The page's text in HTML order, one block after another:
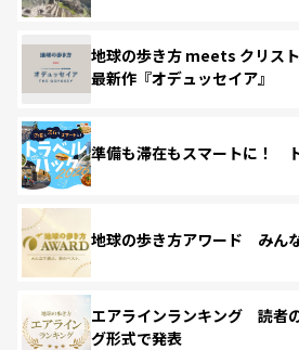
地球の歩き方 meets クリス
最新作『オデュッセイア』
準備も滞在もスマートに！
地球の歩き方アワード みん
エアラインランキング 読者
グ形式で発表